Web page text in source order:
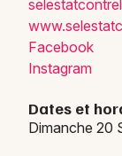
selestatcontrel
www.selest
Facebook
Instagram
Dates et
Dimanche 20